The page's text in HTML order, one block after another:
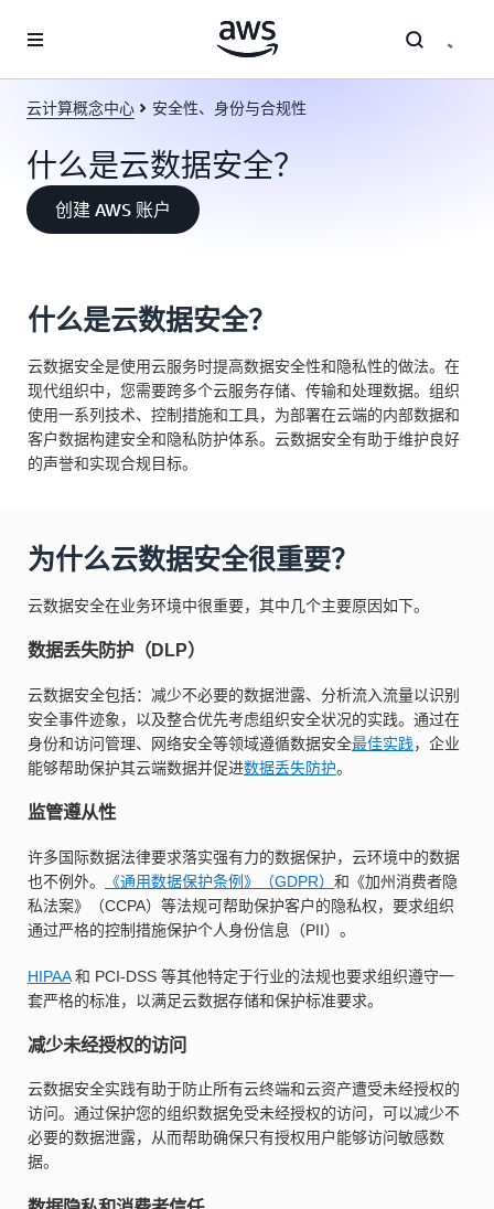
云计算概念中心 安全性、身份与合规性
什么是云数据安全？
创建 AWS 账户
什么是云数据安全？
云数据安全是使用云服务时提高数据安全性和隐私性的做法。在
现代组织中，您需要跨多个云服务存储、传输和处理数据。组织
使用一系列技术、控制措施和工具，为部署在云端的内部数据和
客户数据构建安全和隐私防护体系。云数据安全有助于维护良好
的声誉和实现合规目标。
为什么云数据安全很重要？
云数据安全在业务环境中很重要，其中几个主要原因如下。
数据丢失防护（DLP）
云数据安全包括：减少不必要的数据泄露、分析流入流量以识别
安全事件迹象，以及整合优先考虑组织安全状况的实践。通过在
身份和访问管理、网络安全等领域遵循数据安全最佳实践，企业
能够帮助保护其云端数据并促进数据丢失防护。
监管遵从性
许多国际数据法律要求落实强有力的数据保护，云环境中的数据
也不例外。
《通用数据保护条例》（GDPR） 和《加州消费者隐
私法案》（CCPA）等法规可帮助保护客户的隐私权，要求组织
通过严格的控制措施保护个人身份信息（PII）。
HIPAA和 PCI-DSS 等其他特定于行业的法规也要求组织遵守一
套严格的标准，以满足云数据存储和保护标准要求。
减少未经授权的访问
云数据安全实践有助于防止所有云终端和云资产遭受未经授权的
访问。通过保护您的组织数据免受未经授权的访问，可以减少不
必要的数据泄露，从而帮助确保只有授权用户能够访问敏感数
据。